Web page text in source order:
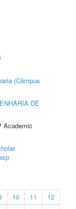
(Câmpus
DE
Academic
10 11
12